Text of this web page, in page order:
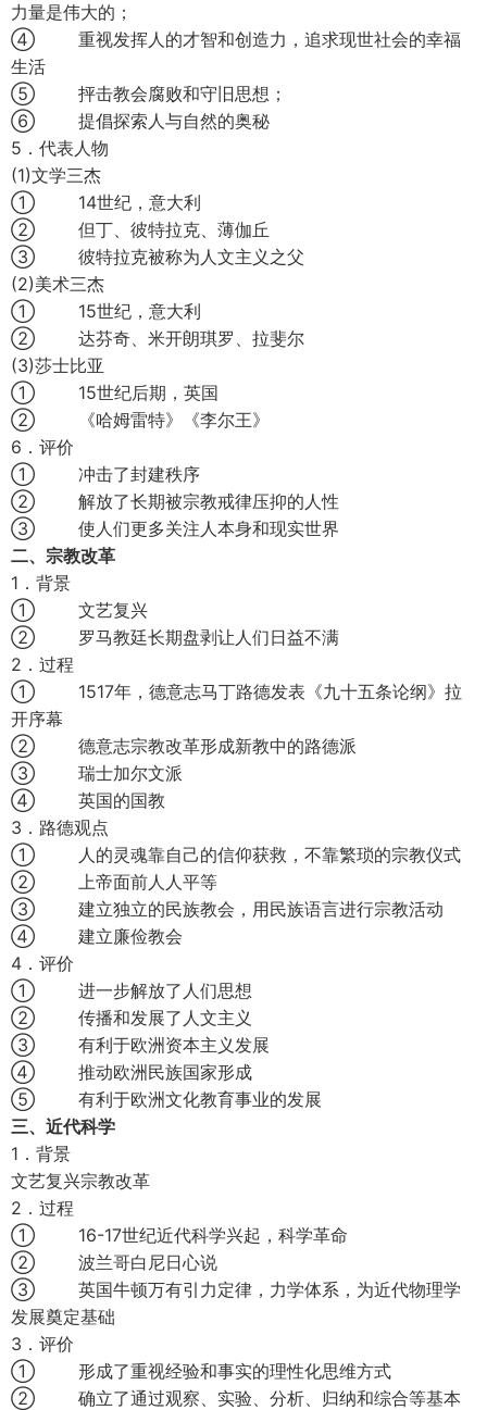
力量是伟大的；
④ 重视发挥人的才智和创造力，追求现世社会的幸福
生活
⑤ 抨击教会腐败和守旧思想；
⑥ 提倡探索人与自然的奥秘
5．代表人物
(1)文学三杰
① 14世纪，意大利
② 但丁、彼特拉克、薄伽丘
③ 彼特拉克被称为人文主义之父
(2)美术三杰
① 15世纪，意大利
② 达芬奇、米开朗琪罗、拉斐尔
(3)莎士比亚
① 15世纪后期，英国
② 《哈姆雷特》《李尔王》
6．评价
① 冲击了封建秩序
② 解放了长期被宗教戒律压抑的人性
③ 使人们更多关注人本身和现实世界
二、宗教改革
1．背景
① 文艺复兴
② 罗马教廷长期盘剥让人们日益不满
2．过程
① 1517年，德意志马丁路德发表《九十五条论纲》拉
开序幕
② 德意志宗教改革形成新教中的路德派
③ 瑞士加尔文派
④ 英国的国教
3．路德观点
① 人的灵魂靠自己的信仰获救，不靠繁琐的宗教仪式
② 上帝面前人人平等
③ 建立独立的民族教会，用民族语言进行宗教活动
④ 建立廉俭教会
4．评价
① 进一步解放了人们思想
② 传播和发展了人文主义
③ 有利于欧洲资本主义发展
④ 推动欧洲民族国家形成
⑤ 有利于欧洲文化教育事业的发展
三、近代科学
1．背景
文艺复兴宗教改革
2．过程
① 16-17世纪近代科学兴起，科学革命
② 波兰哥白尼日心说
③ 英国牛顿万有引力定律，力学体系，为近代物理学
发展奠定基础
3．评价
① 形成了重视经验和事实的理性化思维方式
② 确立了通过观察、实验、分析、归纳和综合等基本